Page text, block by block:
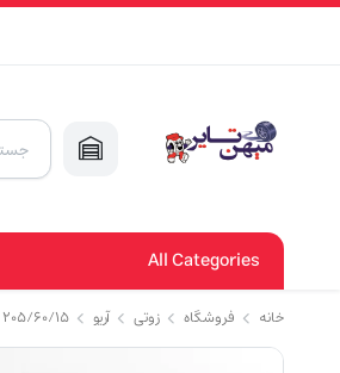
Products
search
All Categories
خانه فروشگاه زوتی آریو ۲۰۵/۶۰/۱۵